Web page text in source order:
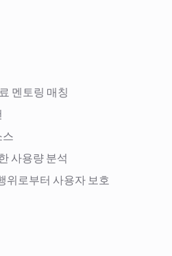
멘토링 매칭
사용량 분석
위로부터 사용자 보호